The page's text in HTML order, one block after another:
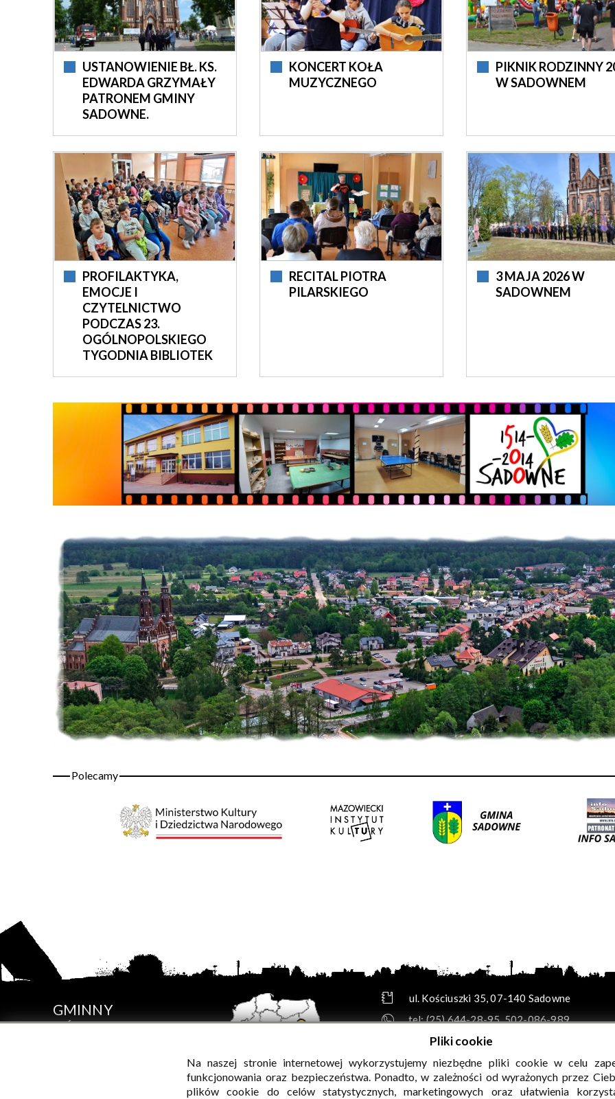
USTANOWIENIE BŁ. KS.
EDWARDA GRZYMAŁY
PATRONEM GMINY
SADOWNE.
KONCERT KOŁA
MUZYCZNEGO
PIKNIK RODZINNY
W SADOWNEM
PROFILAKTYKA,
EMOCJE I
CZYTELNICTWO
PODCZAS 23.
OGÓLNOPOLSKIEGO
TYGODNIA BIBLIOTEK
RECITAL PIOTRA
PILARSKIEGO
3 MAJA 2026 W
SADOWNEM
GMINNY
OŚRODEK
ul. Kościuszki 35, 07-140 Sadowne
tel:(25) 644-28-95,502-086-989
e-mail:biuro@gok.sadowne.pl
skrytka e-PUAP: /GOKsadowne/SkrytkaESP
adres do e-Doręczeń: AE:PL-49114-13356-HARBR-
Pliki cookie
Na naszej stronie internetowej wykorzystujemy niezbędne pliki cookie w celu
funkcjonowania oraz bezpieczeństwa. Ponadto, w zależności od wyrażonych przez
plików cookie do celów statystycznych, marketingowych oraz ułatwienia